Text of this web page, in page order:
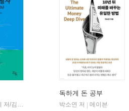
프리드리히 니체 저/김철 편역
독하게 돈 공부
박소연 저
메이븐